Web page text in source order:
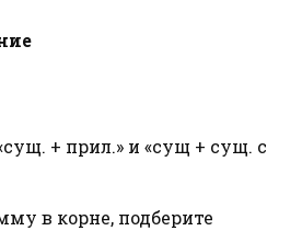
+ прил.» и «сущ + сущ. с
в корне, подберите